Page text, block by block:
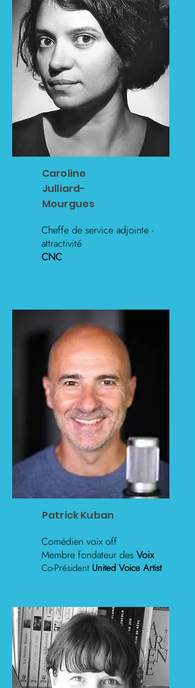
Caroline
Julliard-
Mourgues
Cheffe de service adjointe -
attractivité
CNC
Patrick Kuban
Comédien voix off
Membre fondateur des Voix
Co-Président United Voice Artist